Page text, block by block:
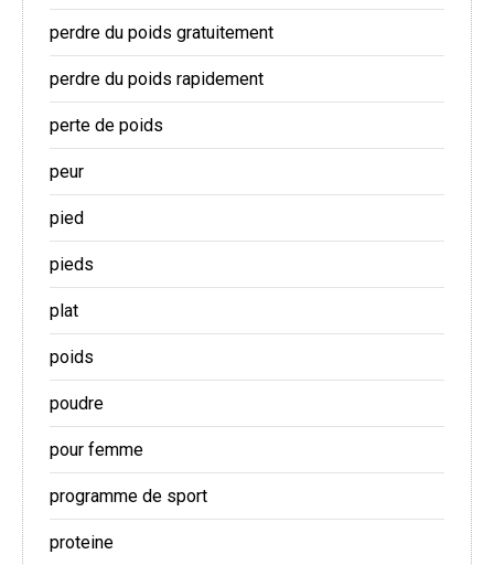
perdre du poids gratuitement
perdre du poids rapidement
perte de poids
peur
pied
pieds
plat
poids
poudre
pour femme
programme de sport
proteine